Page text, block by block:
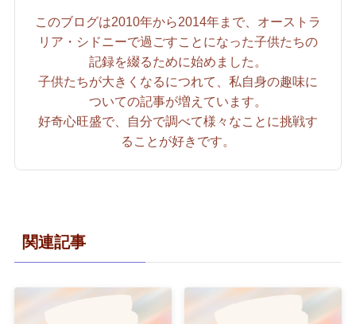
このブログは2010年から2014年まで、オーストラ
リア・シドニーで過ごすことになった子供たちの
記録を綴るために始めました。
子供たちが大きくなるにつれて、私自身の趣味に
ついての記事が増えています。
好奇心旺盛で、自分で調べて様々なことに挑戦す
ることが好きです。
関連記事